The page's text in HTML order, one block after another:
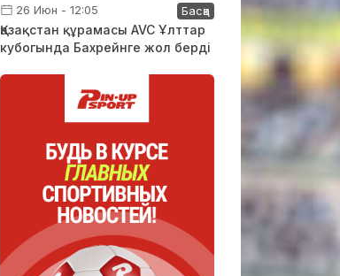
26 Июн - 12:05 Басқа
Қазақстан құрамасы AVC Ұлттар
кубогында Бахрейнге жол берді